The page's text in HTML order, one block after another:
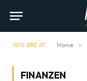
YOU ARE AT: Home »
FINANZEN